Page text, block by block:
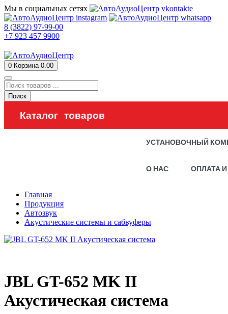
Мы в социальных сетях
8 (3822) 97-99-00
+7 923 457 9900
0 Корзина 0.00
Поиск
Каталог товаров
УСТАНОВОЧНЫЙ
О НАС ОПЛАТА
Главная
Продукция
Автозвук
Акустические системы и сабвуферы
JBL GT-652 MK II
Акустическая система